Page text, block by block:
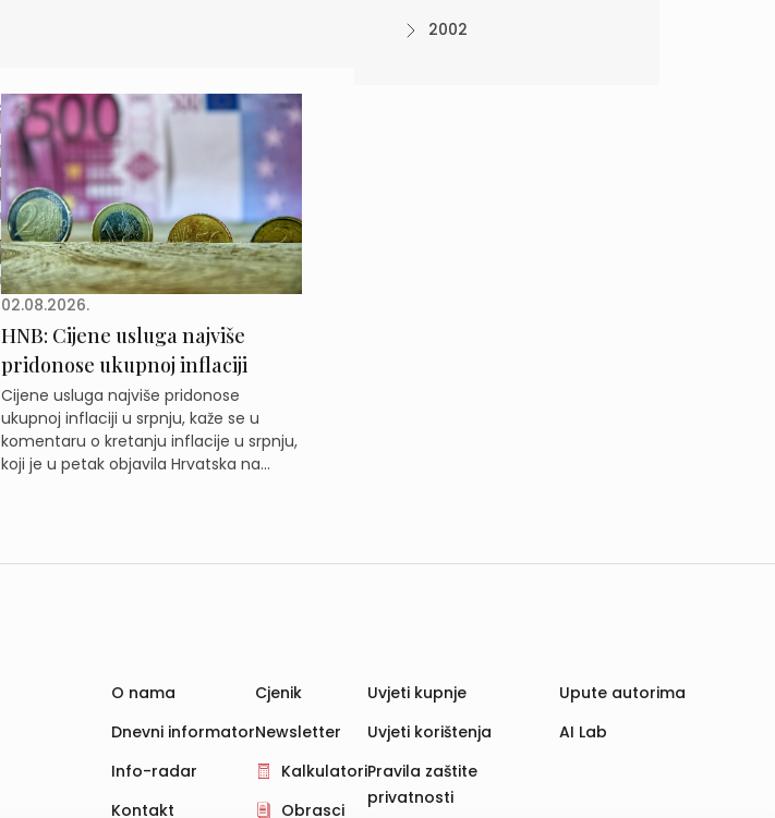
02.08.2026.
HNB: Cijene usluga najviše
pridonose ukupnoj inflaciji
Cijene usluga najviše pridonose
ukupnoj inflaciji u srpnju, kaže se u
komentaru o kretanju inflacije u srpnju,
koji je u petak objavila Hrvatska na...
2002
O nama
Dnevni informator
Info-radar
Kontakt
Cjenik
Newsletter
Kalkulatori
Obrasci
Uvjeti kupnje
Uvjeti korištenja
Pravila zaštite
privatnosti
Upute autorima
AI Lab